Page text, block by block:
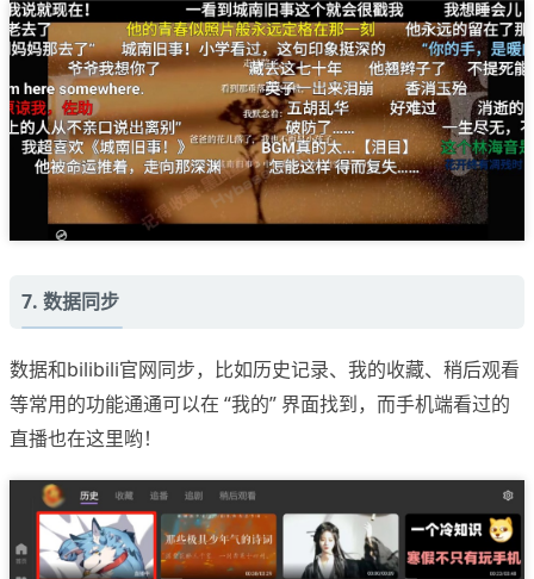
7. 数据同步
数据和bilibili官网同步，比如历史记录、我的收藏、稍后观看
等常用的功能通通可以在 “我的” 界面找到，而手机端看过的
直播也在这里哟！